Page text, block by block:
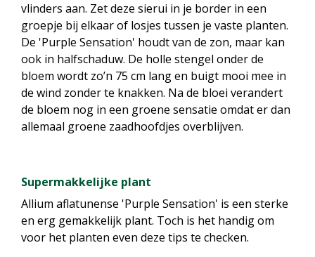
vlinders aan. Zet deze sierui in je border in een
groepje bij elkaar of losjes tussen je vaste planten.
De 'Purple Sensation' houdt van de zon, maar kan
ook in halfschaduw. De holle stengel onder de
bloem wordt zo’n 75 cm lang en buigt mooi mee in
de wind zonder te knakken. Na de bloei verandert
de bloem nog in een groene sensatie omdat er dan
allemaal groene zaadhoofdjes overblijven.
Supermakkelijke plant
Allium aflatunense 'Purple Sensation' is een sterke
en erg gemakkelijk plant. Toch is het handig om
voor het planten even deze tips te checken.